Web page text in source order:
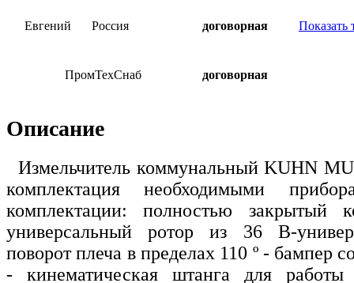
Евгений Россия договорная Показать
ПромТехСнаб договорная
Описание
Измельчитель коммунальный KUHN
комплектация необходимыми
комплектации: полностью закрытый
универсальный ротор из 36 В-
поворот плеча в пределах 110 º - бампер
- кинематическая штанга для